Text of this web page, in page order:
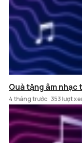
Quà tặng âm nhạc
4 tháng trước 353 lượt